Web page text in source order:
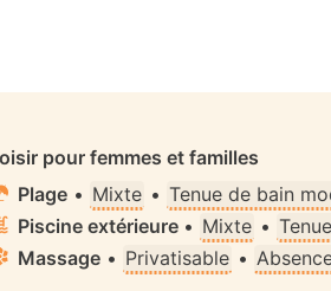
pour femmes et familles
Plage • Mixte • Tenue de bain
Piscine extérieure • Mixte •
Massage • Privatisable •